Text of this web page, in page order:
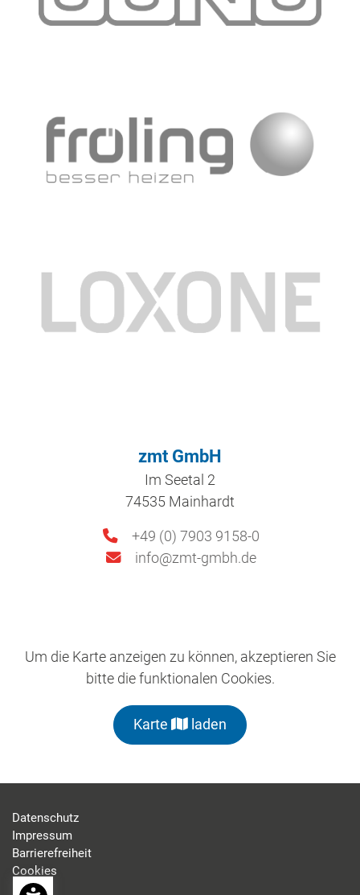
zmt GmbH
Im Seetal 2
74535 Mainhardt
+49 (0) 7903 9158-0
info@zmt-gmbh.de
Um die Karte anzeigen zu können, akzeptieren Sie
bitte die funktionalen Cookies.
Karte laden
Datenschutz
Impressum
Barrierefreiheit
Cookies